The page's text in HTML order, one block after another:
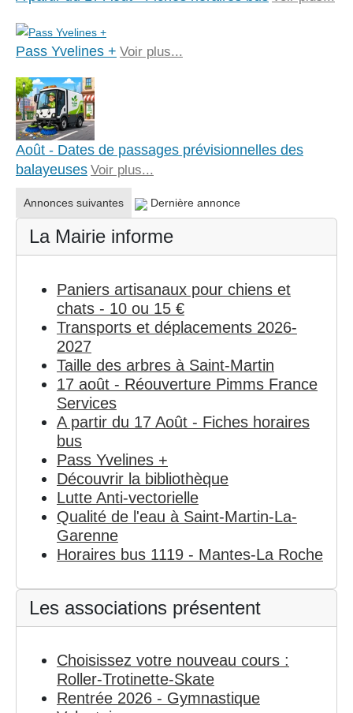
Pass Yvelines + Voir plus...
Août - Dates de passages prévisionnelles des
balayeuses Voir plus...
Annonces suivantes Dernière annonce
La Mairie informe
Paniers artisanaux pour chiens et
chats - 10 ou 15 €
Transports et déplacements 2026-
2027
Taille des arbres à Saint-Martin
17 août - Réouverture Pimms France
Services
A partir du 17 Août - Fiches horaires
bus
Pass Yvelines +
Découvrir la bibliothèque
Lutte Anti-vectorielle
Qualité de l'eau à Saint-Martin-La-
Garenne
Horaires bus 1119 - Mantes-La Roche
Les associations présentent
Choisissez votre nouveau cours :
Roller-Trotinette-Skate
Rentrée 2026 - Gymnastique